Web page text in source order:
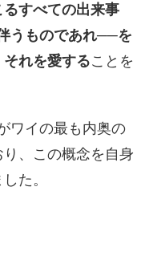
すべての出来事
うものであれ──を
れを愛することを
ワイの最も内奥の
、この概念を自身
た。